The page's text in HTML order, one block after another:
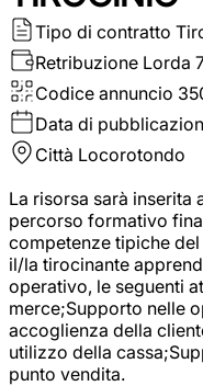
Tipo di contratto
Retribuzione Lorda
Codice annuncio
Data di
Città Locorotondo
La risorsa sarà
percorso formativo
competenze tipiche
il/la tirocinante
operativo, le seguenti
merce;Supporto nelle
accoglienza della
utilizzo della
punto vendita.